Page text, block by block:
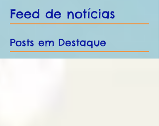
Posts em Destaque
Feed de notícias